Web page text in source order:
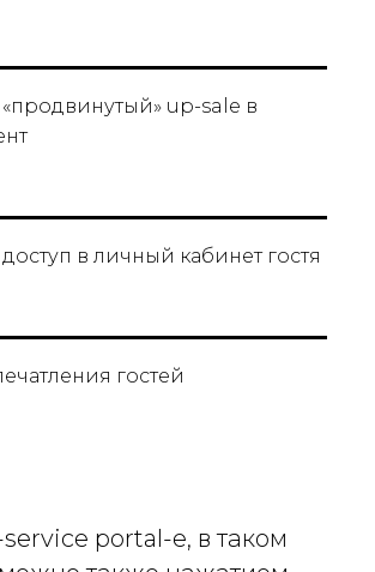
up-sale в
в личный кабинет гостя
гостей
portal-е, в таком